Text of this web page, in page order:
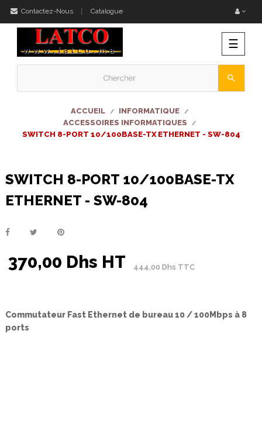
Contactez-Nous Catalogue
la
☰
search
ACCUEIL
INFORMATIQUE
ACCESSOIRES INFORMATIQUES
SWITCH 8-PORT 10/100BASE-TX ETHERNET - SW-804
SWITCH 8-PORT 10/100BASE-TX
ETHERNET - SW-804
370,00 Dhs HT 444,00 Dhs TTC
Commutateur Fast Ethernet de bureau 10 / 100Mbps à 8
ports